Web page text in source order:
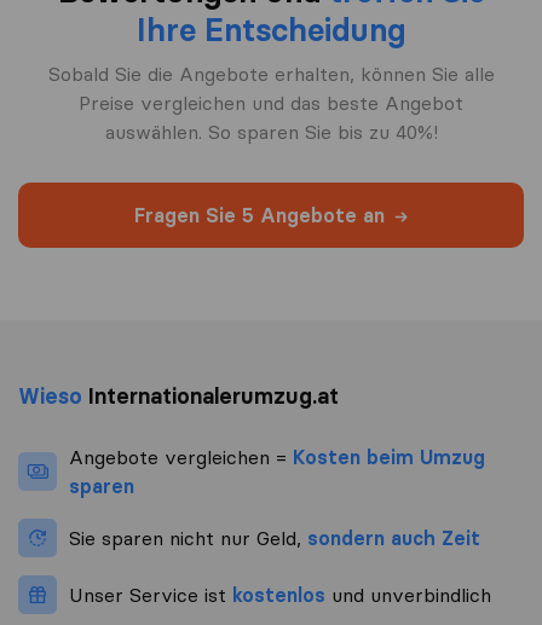
Ihre Entscheidung
Sobald Sie die Angebote erhalten, können Sie alle
Preise vergleichen und das beste Angebot
auswählen. So sparen Sie bis zu 40%!
Fragen Sie 5 Angebote an
Wieso Internationalerumzug.at
Angebote vergleichen = Kosten beim Umzug
sparen
Sie sparen nicht nur Geld, sondern auch Zeit
Unser Service ist kostenlos und unverbindlich